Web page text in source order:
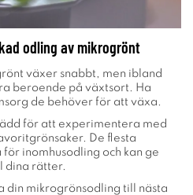
odling av mikrogrönt
växer snabbt, men ibland
beroende på växtsort. Ha
de behöver för att växa.
för att experimentera med
De flesta
inomhusodling och kan ge
dina rätter.
din mikrogrönsodling till nästa